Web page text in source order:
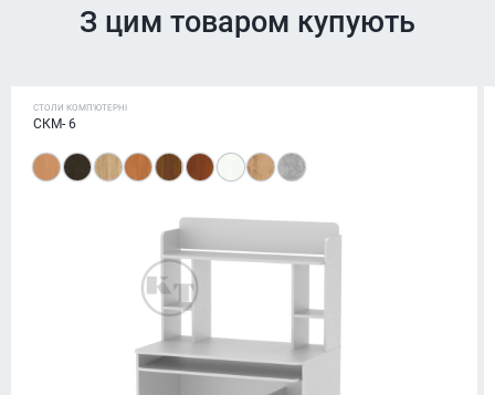
З цим товаром купують
СТОЛИ КОМП'ЮТЕРНІ
СКМ- 6